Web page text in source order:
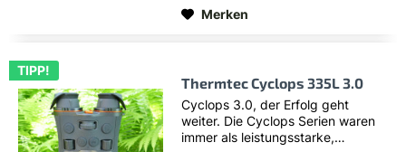
Thermtec...
Merken
TIPP!
Thermtec Cyclops 335L 3.0
Cyclops 3.0, der Erfolg geht
weiter. Die Cyclops Serien waren
immer als leistungsstarke,